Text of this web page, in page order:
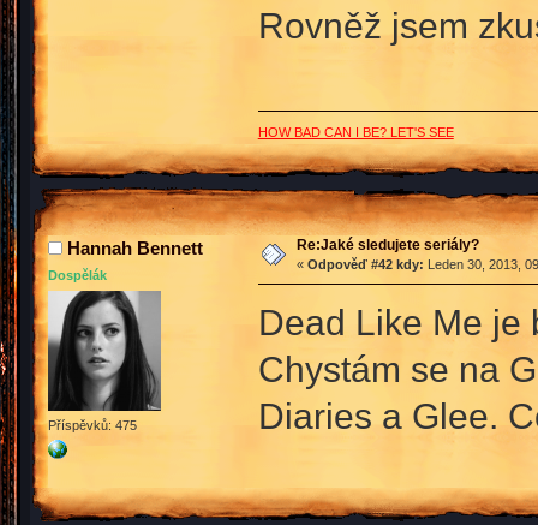
Rovněž jsem
HOW BAD CAN I BE? LET'S SEE
Hannah Bennett
Dospělák
Příspěvků: 475
Re:Jaké sledujete seriály?
« Odpověď #42 kdy: Leden 30, 2013,
Dead Like Me
Chystám se na
Diaries a Glee.